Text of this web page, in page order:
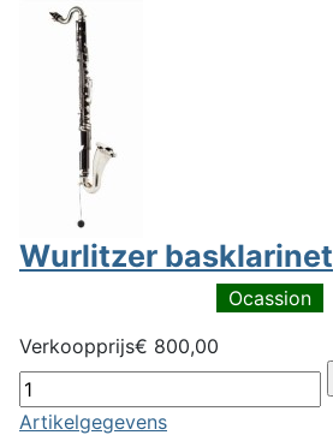
Wurlitzer basklarinet
Ocassion
Verkoopprijs€ 800,00
Artikelgegevens